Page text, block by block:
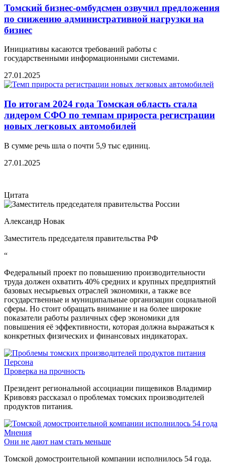
Томский бизнес-омбудсмен озвучил предложения
по снижению административной нагрузки на
бизнес
Инициативы касаются требований работы с
государственными информационными системами.
27.01.2025
По итогам 2024 года Томская область стала
лидером СФО по темпам прироста регистрации
новых легковых автомобилей
В сумме речь шла о почти 5,9 тыс единиц.
27.01.2025
Цитата
Александр Новак
Заместитель председателя правительства РФ
“
Федеральный проект по повышению производительности
труда должен охватить 40% средних и крупных предприятий
базовых несырьевых отраслей экономики, а также все
государственные и муниципальные организации социальной
сферы. Но стоит обращать внимание и на более широкие
показатели работы различных сфер экономики для
повышения её эффективности, которая должна выражаться к
конкретных физических и финансовых индикаторах.
Персона
Проверка на прочность
Президент региональной ассоциации пищевиков Владимир
Кривовяз рассказал о проблемах томских производителей
продуктов питания.
Мнения
Они не дают нам стать меньше
Томской домостроительной компании исполнилось 54 года.